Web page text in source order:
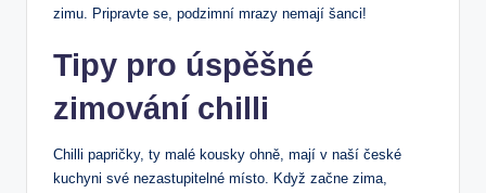
zimu. Pripravte se, podzimní mrazy nemají šanci!
Tipy pro úspěšné
zimování chilli
Chilli papričky, ty malé kousky ohně, mají v naší české
kuchyni své nezastupitelné místo. Když začne zima,